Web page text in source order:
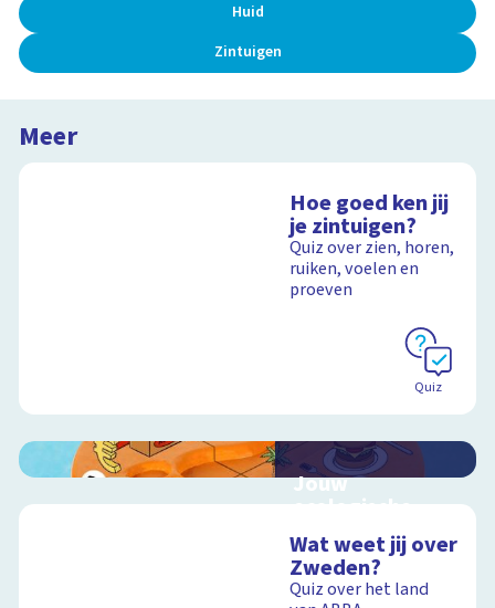
Huid
Zintuigen
Meer
Hoe goed ken jij
je zintuigen?
Quiz over zien, horen,
ruiken, voelen en
proeven
Quiz
Jouw
ecologische
voetafdruk
Ontdek hoe jouw
levensstijl invloed
heeft op de aarde
Wat weet jij over
Zweden?
Quiz over het land